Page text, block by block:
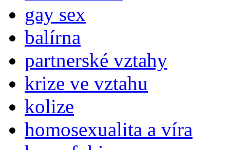
gay sex
balírna
partnerské vztahy
krize ve vztahu
kolize
homosexualita a víra